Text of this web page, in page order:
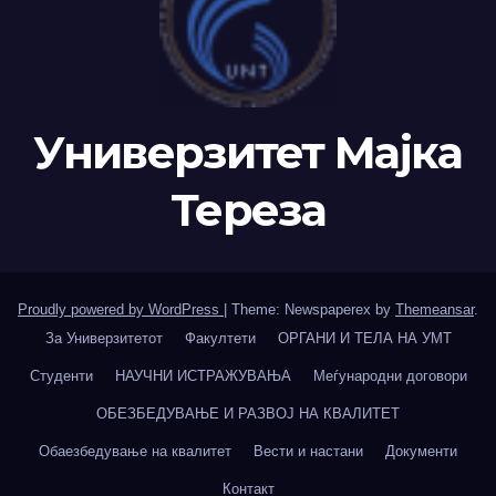
Универзитет Мајка
Тереза
Proudly powered by WordPress Theme: Newspaperex by Themeansar.
За Универзитетот
Факултети ОРГАНИ И ТЕЛА НА УМТ
Студенти НАУЧНИ ИСТРАЖУВАЊА Меѓународни договори
ОБЕЗБЕДУВАЊЕ И РАЗВОЈ НА КВАЛИТЕТ
Обаезбедување на квалитет Вести и настани Документи
Контакт